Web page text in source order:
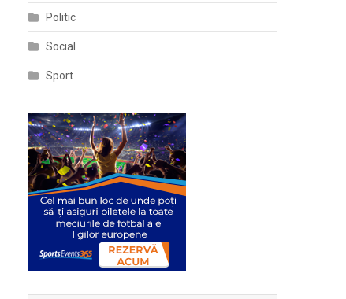
Politic
Social
Sport